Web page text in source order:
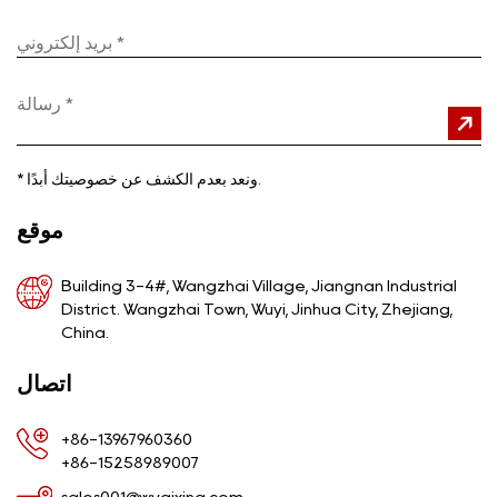
*
موقع
Building 3-4#, Wangzhai Village, Jiangnan Industrial
District. Wangzhai Town, Wuyi, Jinhua City, Zhejiang,
China.
اتصال
+86-13967960360
+86-15258989007